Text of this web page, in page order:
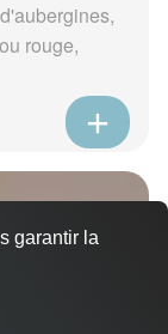
rouge,
garantir la